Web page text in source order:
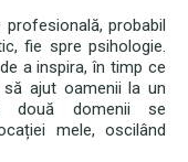
probabil
fie spre psihologie.
a inspira, în timp ce
ajut oamenii la un
două domenii se
mele, oscilând